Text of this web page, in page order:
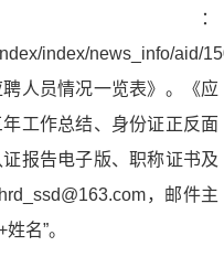
：
index/news_info/aid/
人员情况一览表》。《应
工作总结、身份证正反面
报告电子版、职称证书及
，邮件主
名”。